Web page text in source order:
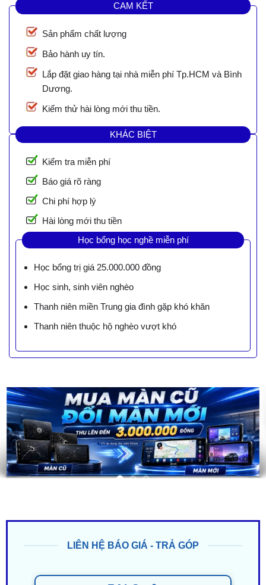
CAM KẾT
Sản phẩm chất lượng
Bảo hành uy tín.
Lắp đặt giao hàng tại nhà miễn phí Tp.HCM và Bình
Dương.
Kiểm thử hài lòng mới thu tiền.
KHÁC BIỆT
Kiểm tra miễn phí
Báo giá rõ ràng
Chi phí hợp lý
Hài lòng mới thu tiền
Học bổng học nghề miễn phí
Học bổng trị giá 25.000.000 đồng
Học sinh, sinh viên nghèo
Thanh niên miền Trung gia đình gặp khó khăn
Thanh niên thuộc hộ nghèo vượt khó